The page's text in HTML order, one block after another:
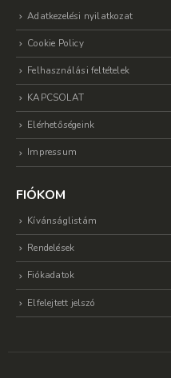
Adatkezelési nyilatkozat
Cookie Policy
Felhasználási feltételek
KAPCSOLAT
Elérhetőségeink
Impressum
FIÓKOM
Kívánságlistám
Rendelések
Fiókadatok
Elfelejtett jelszó